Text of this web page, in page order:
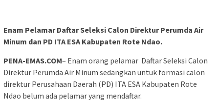
Enam Pelamar Daftar Seleksi Calon Direktur Perumda Air
Minum dan PD ITA ESA Kabupaten Rote Ndao.
PENA-EMAS.COM– Enam orang pelamar Daftar Seleksi Calon
Direktur Perumda Air Minum sedangkan untuk formasi calon
direktur Perusahaan Daerah (PD) ITA ESA Kabupaten Rote
Ndao belum ada pelamar yang mendaftar.